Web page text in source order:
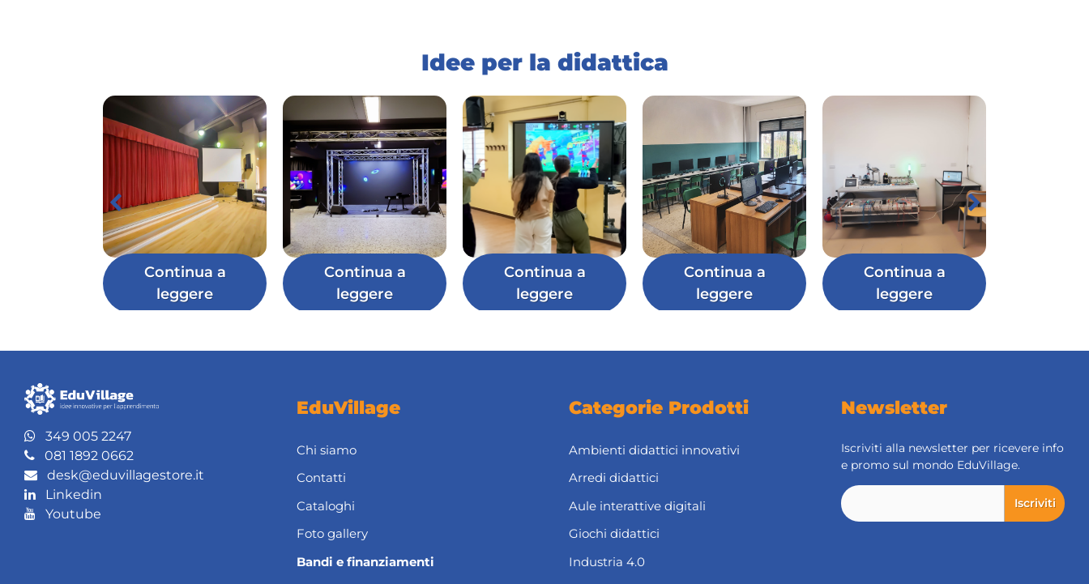
Idee per la didattica
Continua a
leggere
Continua a
leggere
Continua a
leggere
Continua a
leggere
Continua a
leggere
349 005 2247
081 1892 0662
desk@eduvillagestore.it
Linkedin
Youtube
EduVillage
Chi siamo
Contatti
Cataloghi
Foto gallery
Bandi e finanziamenti
Categorie Prodotti
Ambienti didattici innovativi
Arredi didattici
Aule interattive digitali
Giochi didattici
Industria 4.0
Newsletter
Iscriviti alla newsletter per ricevere info
e promo sul mondo EduVillage.